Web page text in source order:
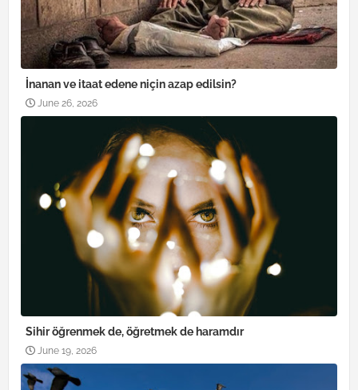
İnanan ve itaat edene niçin azap edilsin?
June 26, 2026
Sihir öğrenmek de, öğretmek de haramdır
June 19, 2026